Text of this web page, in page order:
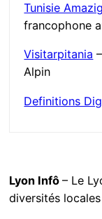
Tunisie
francophone
Visitarpitania
Alpin
Definitions
Lyon Infô– Le
diversités locales